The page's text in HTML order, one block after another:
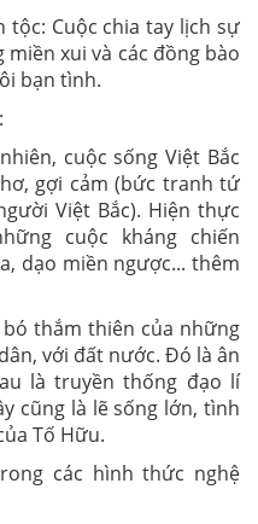
Cuộc chia tay lịch sự
xui và các đồng bào
bạn tình.
cuộc sống Việt Bắc
gợi cảm (bức tranh tứ
Việt Bắc). Hiện thực
cuộc kháng chiến
dạo miền ngược... thêm
thắm thiên của những
với đất nước. Đó là ân
là truyền thống đạo lí
cũng là lẽ sống lớn, tình
Tố Hữu.
các hình thức nghệ